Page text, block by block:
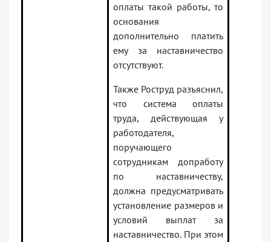
оплаты такой работы, то
основания
дополнительно платить
ему за наставничество
отсутствуют.
Также Роструд разъяснил,
что система оплаты
труда, действующая у
работодателя,
поручающего
сотрудникам допработу
по наставничеству,
должна предусматривать
установление размеров и
условий выплат за
наставничество. При этом